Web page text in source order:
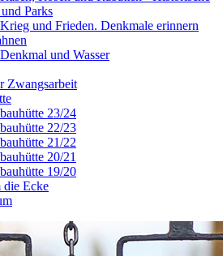
Parks
und Frieden. Denkmale erinnern
und Wasser
Zwangsarbeit
23/24
22/23
21/22
20/21
19/20
die Ecke